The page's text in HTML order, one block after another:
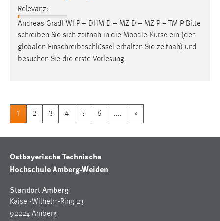
Relevanz:
Andreas Gradl WI P – DHM D – MZ D – MZ P – TM P Bitte
schreiben Sie sich zeitnah in die Moodle-Kurse ein (den
globalen Einschreibeschlüssel erhalten Sie zeitnah) und
besuchen Sie die erste Vorlesung
1 2 3 4 5 6 .... »
Ostbayerische Technische
Hochschule Amberg-Weiden
Standort Amberg
Kaiser-Wilhelm-Ring 23
92224 Amberg